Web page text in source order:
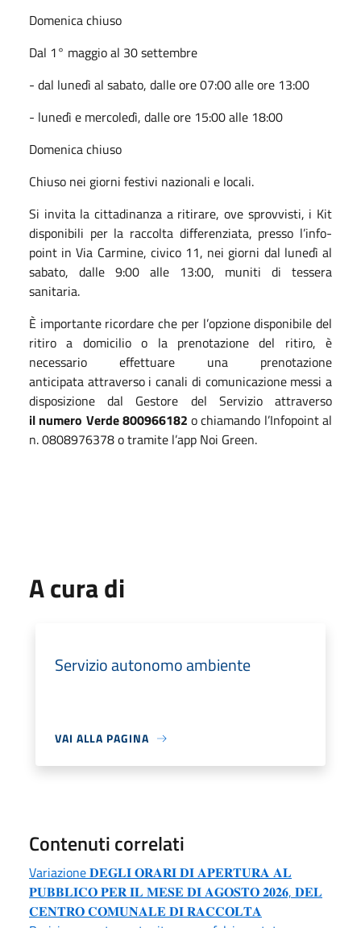
Domenica chiuso
Dal 1° maggio al 30 settembre
- dal lunedì al sabato, dalle ore 07:00 alle ore 13:00
- lunedì e mercoledì, dalle ore 15:00 alle 18:00
Domenica chiuso
Chiuso nei giorni festivi nazionali e locali.
Si invita la cittadinanza a ritirare, ove sprovvisti, i Kit
disponibili per la raccolta differenziata, presso l’info-
point in Via Carmine, civico 11, nei giorni dal lunedì al
sabato, dalle 9:00 alle 13:00, muniti di tessera
sanitaria.
È importante ricordare che per l’opzione disponibile del
ritiro a domicilio o la prenotazione del ritiro, è
necessario effettuare una prenotazione
anticipata attraverso i canali di comunicazione messi a
disposizione dal Gestore del Servizio attraverso
il numero Verde 800966182o chiamando l’Infopoint al
n. 0808976378 o tramite l’app Noi Green.
A cura di
Servizio autonomo ambiente
VAI ALLA PAGINA
Contenuti correlati
Variazione 𝐃𝐄𝐆𝐋𝐈 𝐎𝐑𝐀𝐑𝐈 𝐃𝐈 𝐀𝐏𝐄𝐑𝐓𝐔𝐑𝐀 𝐀𝐋
𝐏𝐔𝐁𝐁𝐋𝐈𝐂𝐎 𝐏𝐄𝐑 𝐈𝐋 𝐌𝐄𝐒𝐄 𝐃𝐈 𝐀𝐆𝐎𝐒𝐓𝐎 𝟐𝟎𝟐𝟔, 𝐃𝐄𝐋
𝐂𝐄𝐍𝐓𝐑𝐎 𝐂𝐎𝐌𝐔𝐍𝐀𝐋𝐄 𝐃𝐈 𝐑𝐀𝐂𝐂𝐎𝐋𝐓𝐀